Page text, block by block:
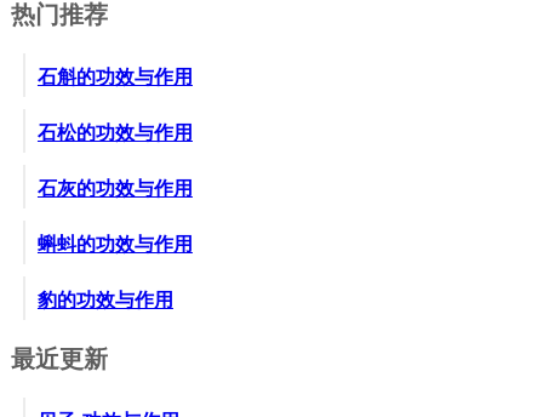
热门推荐
石斛的功效与作用
石松的功效与作用
石灰的功效与作用
蝌蚪的功效与作用
豹的功效与作用
最近更新